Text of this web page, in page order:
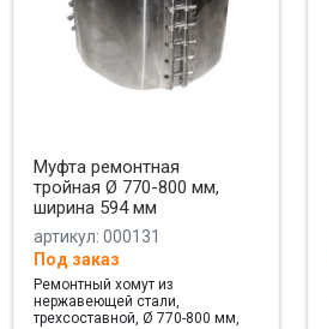
Муфта ремонтная
тройная Ø 770-800 мм,
ширина 594 мм
артикул: 000131
Под заказ
Ремонтный хомут из
нержавеющей стали,
трехсоставной, Ø 770-800 мм,